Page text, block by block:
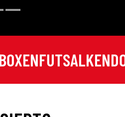
FUTSALKENDO